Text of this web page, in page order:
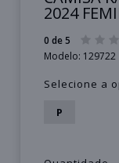
2024
0 de 5
Modelo: 129722
Selecione a
P